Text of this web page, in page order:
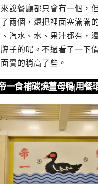
說餐廳都只會有一個，
了兩個，還把裡面塞滿滿
汽水、水、果汁都有，
牌子的呢。不過看了一下
賣的稍高了些。
一食補碳燒薑母鴨|用餐